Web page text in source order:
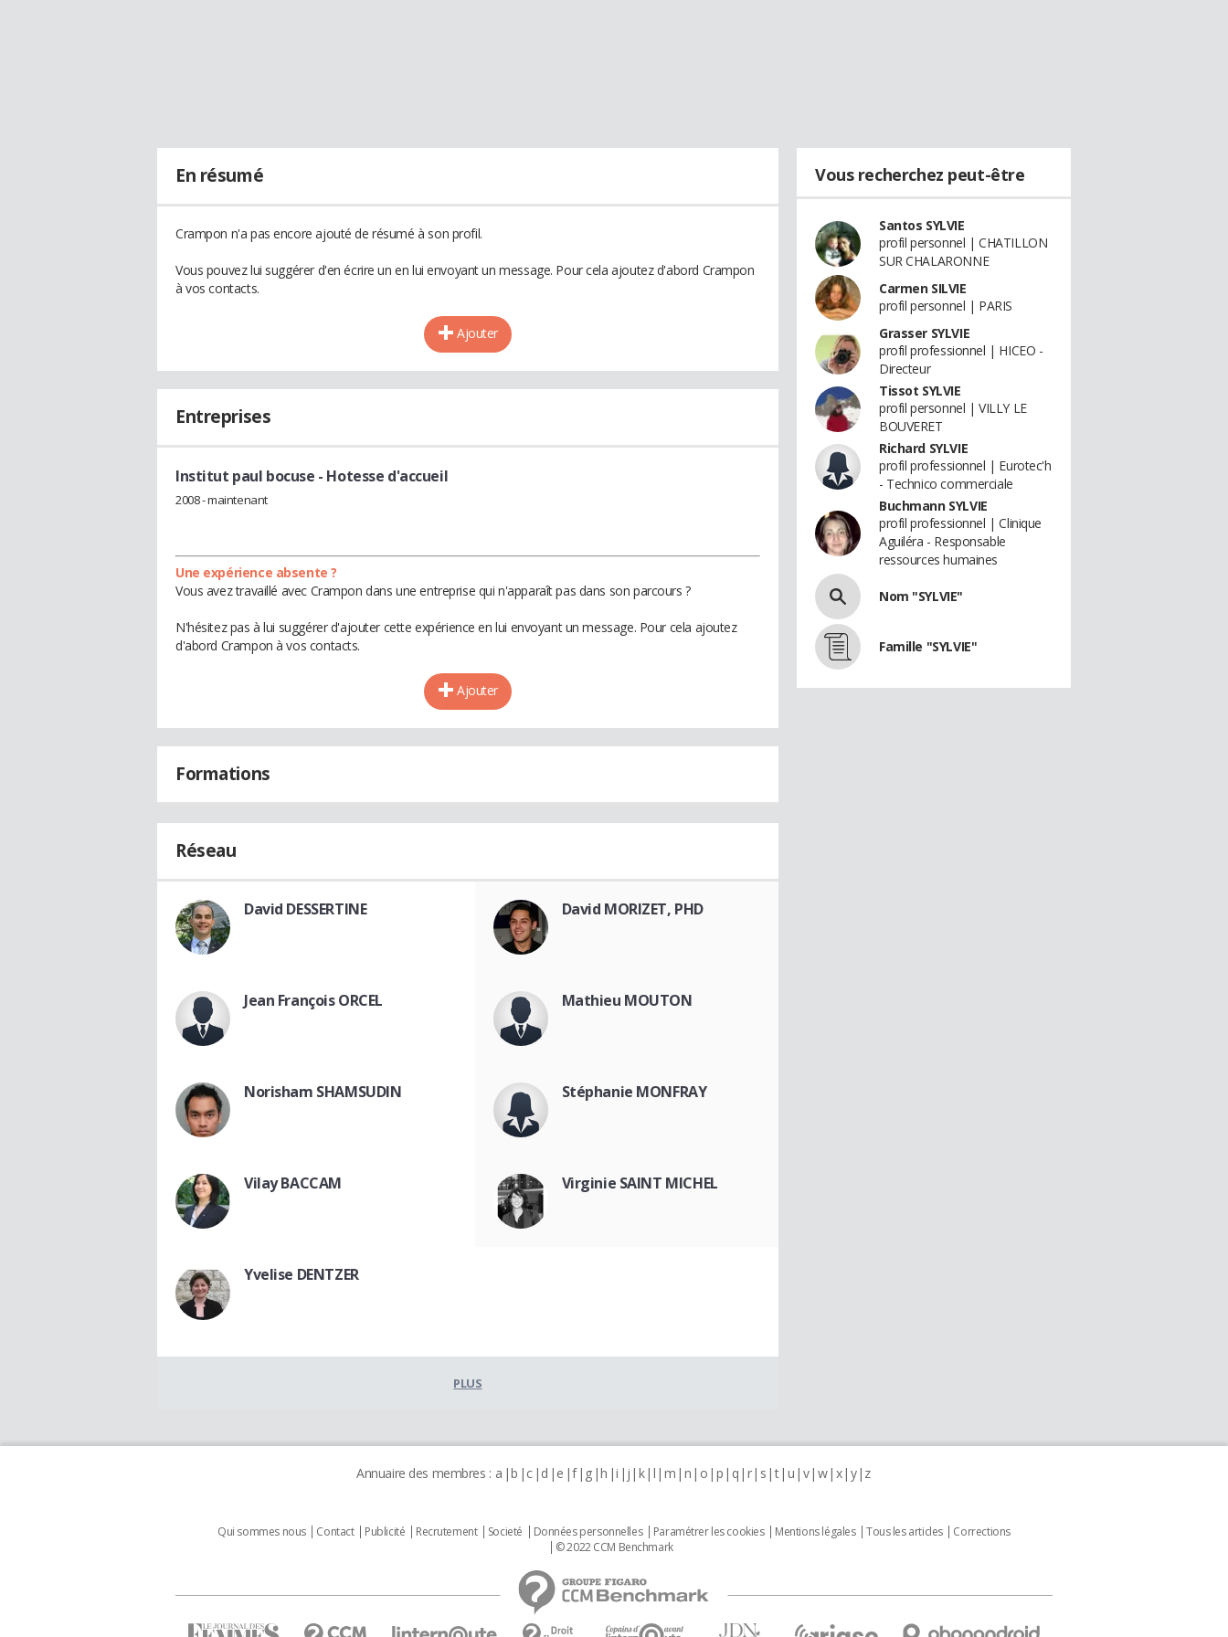
En résumé
Crampon n'a pas encore ajouté de résumé à son profil.
Vous pouvez lui suggérer d'en écrire un en lui envoyant un message. Pour cela ajoutez d'abord Crampon
à vos contacts.
Ajouter
Entreprises
Institut paul bocuse - Hotesse d'accueil
2008 - maintenant
Une expérience absente ?
Vous avez travaillé avec Crampon dans une entreprise qui n'apparaît pas dans son parcours ?
N'hésitez pas à lui suggérer d'ajouter cette expérience en lui envoyant un message. Pour cela ajoutez
d'abord Crampon à vos contacts.
Ajouter
Formations
Réseau
David DESSERTINE David MORIZET, PHD
Jean François ORCEL Mathieu MOUTON
Norisham SHAMSUDIN Stéphanie MONFRAY
Vilay BACCAM Virginie SAINT MICHEL
Yvelise DENTZER
PLUS
Vous recherchez peut-être
Santos SYLVIE
profil personnel | CHATILLON
SUR CHALARONNE
Carmen SILVIE
profil personnel | PARIS
Grasser SYLVIE
profil professionnel | HICEO -
Directeur
Tissot SYLVIE
profil personnel | VILLY LE
BOUVERET
Richard SYLVIE
profil professionnel | Eurotec'h
- Technico commerciale
Buchmann SYLVIE
profil professionnel | Clinique
Aguiléra - Responsable
ressources humaines
Nom "SYLVIE"
Famille "SYLVIE"
Annuaire des membres : a b c d e f g h i j k l m n o p q r s t u v w x y z
Qui sommes nous Contact Publicité Recrutement Societé Données personnelles Paramétrer les cookies Mentions légales Tous les articles
Corrections
© 2022 CCM Benchmark